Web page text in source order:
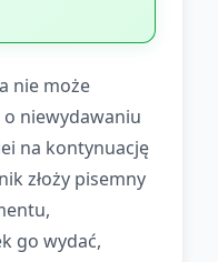
nie może
niewydawaniu
na kontynuację
złoży pisemny
go wydać,